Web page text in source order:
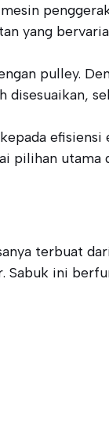
yang
pulley.
pilihan
terbuat
ini